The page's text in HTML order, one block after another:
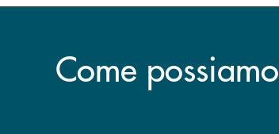
Come possiamo